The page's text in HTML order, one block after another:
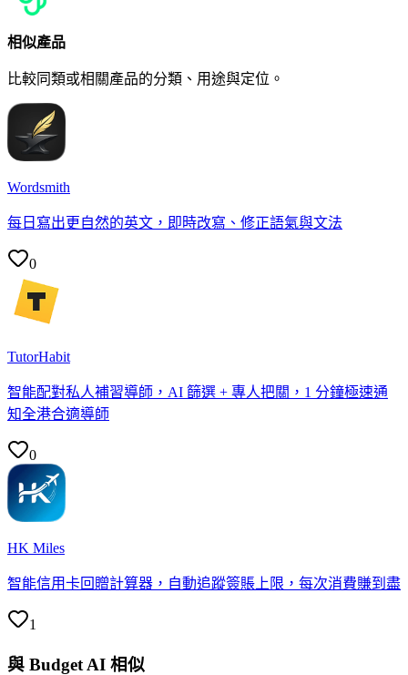
相似產品
比較同類或相關產品的分類、用途與定位。
Wordsmith
每日寫出更自然的英文，即時改寫、修正語氣與文法
0
TutorHabit
智能配對私人補習導師，AI 篩選 + 專人把關，1 分鐘極速通
知全港合適導師
0
HK Miles
智能信用卡回贈計算器，自動追蹤簽賬上限，每次消費賺到盡
1
與 Budget AI 相似